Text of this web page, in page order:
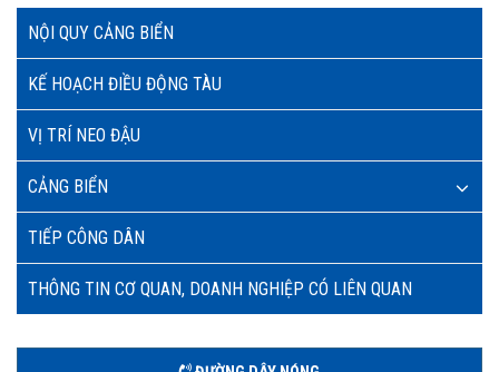
NỘI QUY CẢNG BIỂN
KẾ HOẠCH ĐIỀU ĐỘNG TÀU
VỊ TRÍ NEO ĐẬU
CẢNG BIỂN
TIẾP CÔNG DÂN
THÔNG TIN CƠ QUAN, DOANH NGHIỆP CÓ LIÊN QUAN